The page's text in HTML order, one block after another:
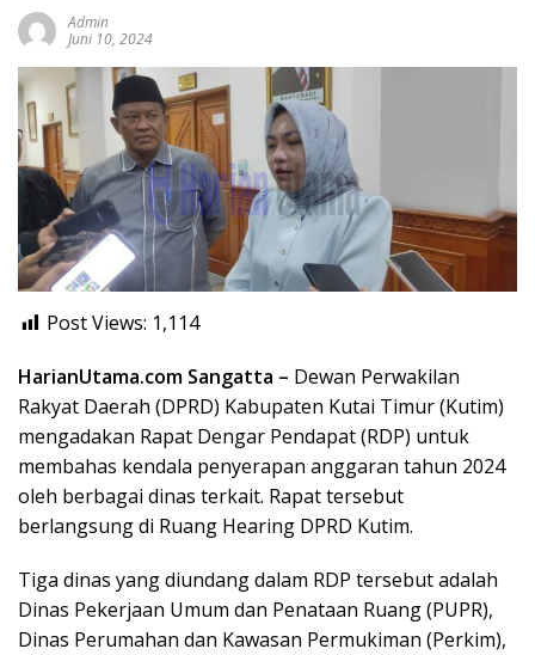
Admin
Juni 10, 2024
Post Views: 1,114
HarianUtama.com Sangatta – Dewan Perwakilan
Rakyat Daerah (DPRD) Kabupaten Kutai Timur (Kutim)
mengadakan Rapat Dengar Pendapat (RDP) untuk
membahas kendala penyerapan anggaran tahun 2024
oleh berbagai dinas terkait. Rapat tersebut
berlangsung di Ruang Hearing DPRD Kutim.
Tiga dinas yang diundang dalam RDP tersebut adalah
Dinas Pekerjaan Umum dan Penataan Ruang (PUPR),
Dinas Perumahan dan Kawasan Permukiman (Perkim),